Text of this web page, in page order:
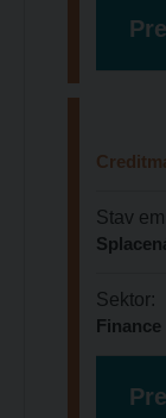
Stav
Sektor:
Finance